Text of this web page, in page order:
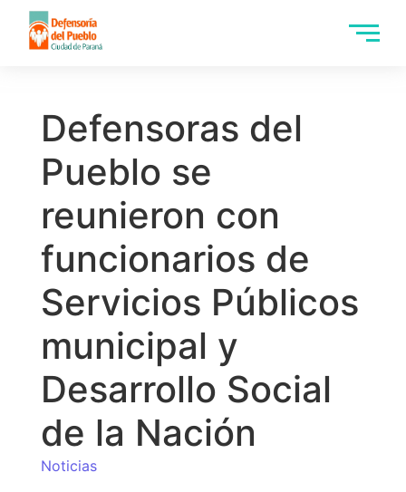
Defensoras del
Pueblo se
reunieron con
funcionarios de
Servicios Públicos
municipal y
Desarrollo Social
de la Nación
Noticias